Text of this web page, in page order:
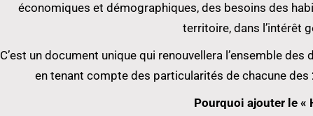
économiques et démographiques, des besoins des
territoire, dans l’intérêt
C’est un document unique qui renouvellera l’ensemble
en tenant compte des particularités de chacune
Pourquoi ajouter le «